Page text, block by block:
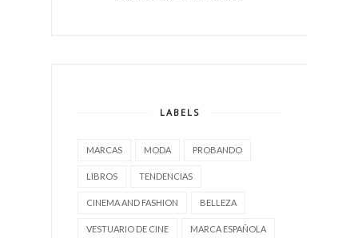
LABELS
MARCAS MODA PROBANDO
LIBROS TENDENCIAS
CINEMA AND FASHION BELLEZA
VESTUARIO DE CINE MARCA ESPAÑOLA